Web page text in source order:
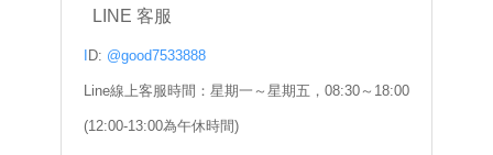
LINE 客服
ID: @good7533888
Line線上客服時間：星期一～星期五，08:30～18:00
(12:00-13:00為午休時間)